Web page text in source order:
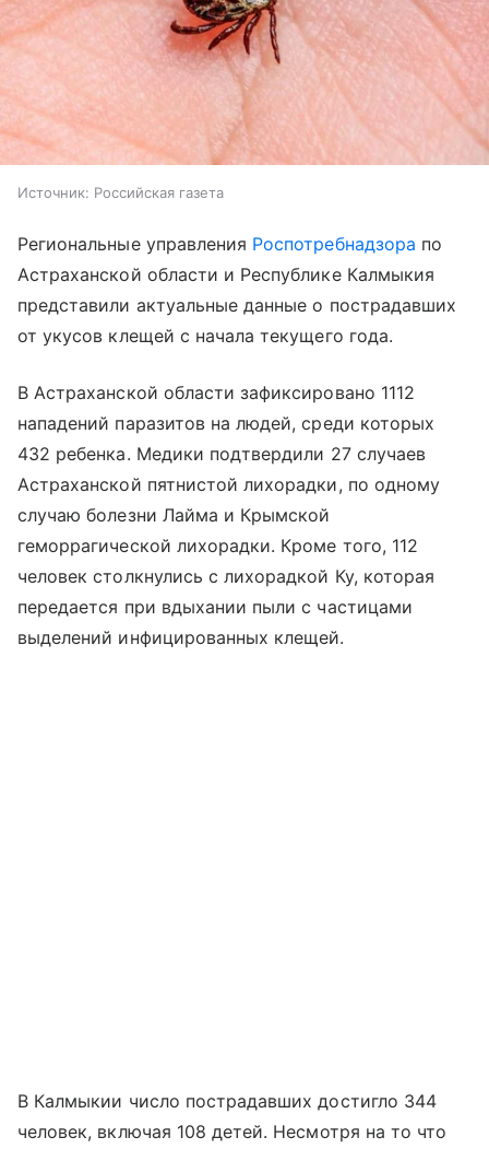
Источник: Российская газета
Региональные управления Роспотребнадзора по
Астраханской области и Республике Калмыкия
представили актуальные данные о пострадавших
от укусов клещей с начала текущего года.
В Астраханской области зафиксировано 1112
нападений паразитов на людей, среди которых
432 ребенка. Медики подтвердили 27 случаев
Астраханской пятнистой лихорадки, по одному
случаю болезни Лайма и Крымской
геморрагической лихорадки. Кроме того, 112
человек столкнулись с лихорадкой Ку, которая
передается при вдыхании пыли с частицами
выделений инфицированных клещей.
В Калмыкии число пострадавших достигло 344
человек, включая 108 детей. Несмотря на то что